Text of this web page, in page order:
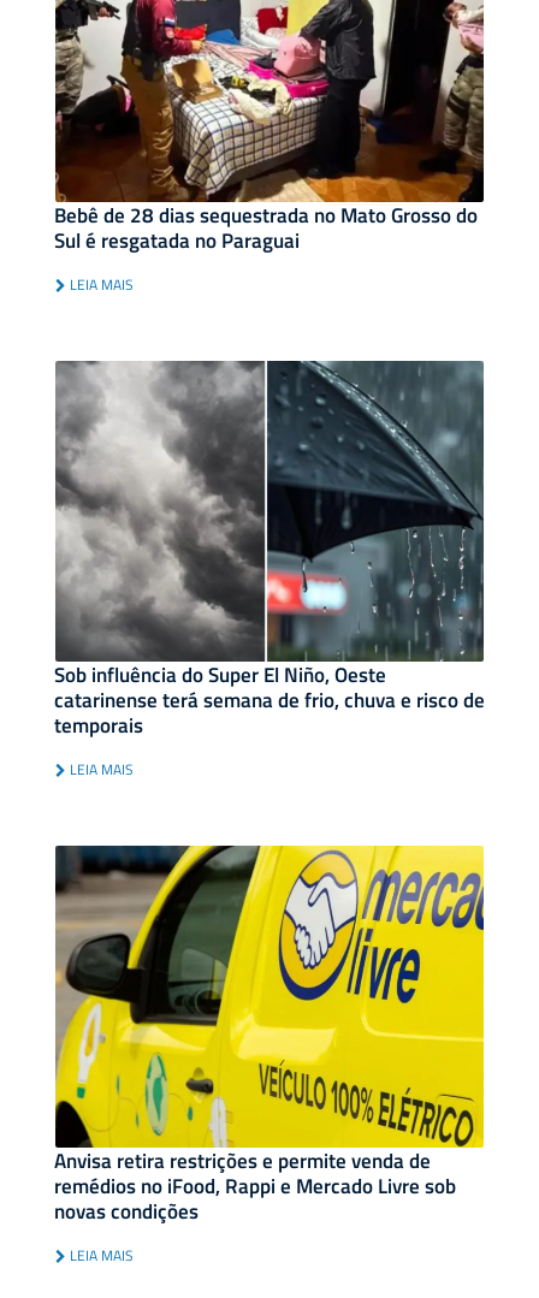
Bebê de 28 dias sequestrada no Mato Grosso do
Sul é resgatada no Paraguai
LEIA MAIS
Sob influência do Super El Niño, Oeste
catarinense terá semana de frio, chuva e risco de
temporais
LEIA MAIS
Anvisa retira restrições e permite venda de
remédios no iFood, Rappi e Mercado Livre sob
novas condições
LEIA MAIS